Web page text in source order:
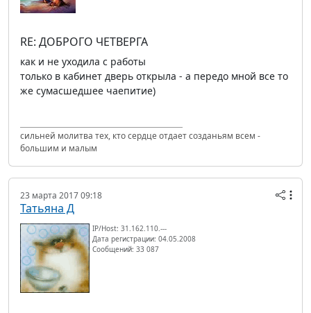
RE: ДОБРОГО ЧЕТВЕРГА
как и не уходила с работы
только в кабинет дверь открыла - а передо мной все то
же сумасшедшее чаепитие)
сильней молитва тех, кто сердце отдает созданьям всем -
большим и малым
23 марта 2017 09:18
Татьяна Д
IP/Host: 31.162.110.---
Дата регистрации: 04.05.2008
Сообщений: 33 087